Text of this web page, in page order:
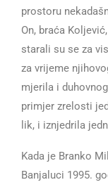
prostoru
On, braća
starali su se za
za vrijeme
mjerila i
primjer zrelosti
lik, i iznjedrila
Kada je Branko
Banjaluci 1995.